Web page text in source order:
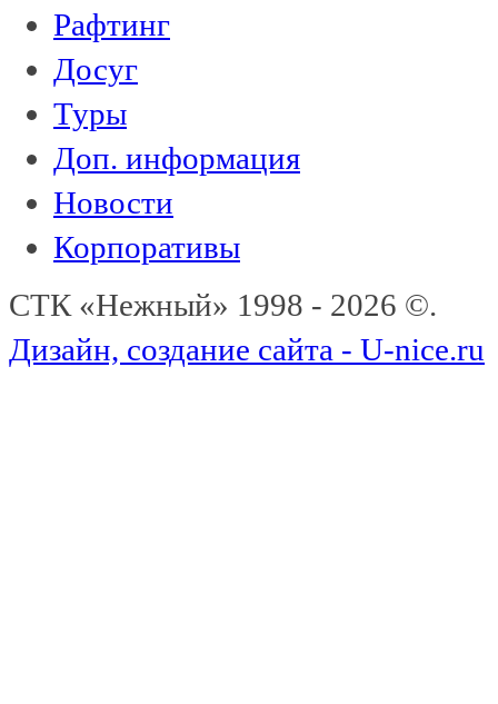
Рафтинг
Досуг
Туры
Доп. информация
Новости
Корпоративы
СТК «Нежный» 1998 - 2026 ©.
Дизайн, создание сайта - U-nice.ru